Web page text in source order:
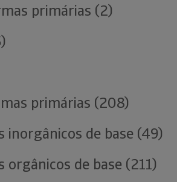
primárias (2)
primárias (208)
de base (49)
de base (211)